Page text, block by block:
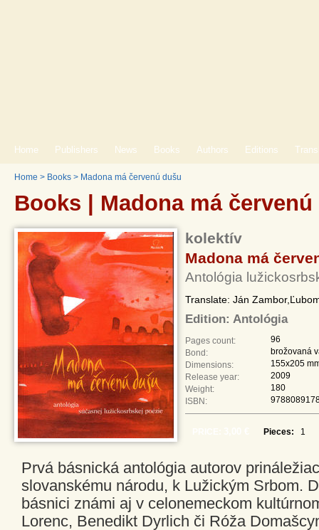
Home Publishers News Books Authors Editions
Home > Books > Madona má červenú dušu
Books | Madona má
kolektív
Madona má
Antológia
Translate: Ján
Edition: Antológia
Pages count:
96
Bond:
brožovaná
Dimensions:
155x205
Release year:
2009
Weight:
180
ISBN:
Pieces:
Prvá básnická antológia autorov
slovanskému národu, k Lužickým Srbom.
básnici známi aj v celonemeckom
Lorenc, Benedikt Dyrlich či Róža